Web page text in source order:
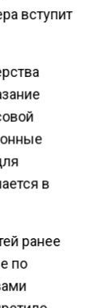
вступит
в
ранее
по